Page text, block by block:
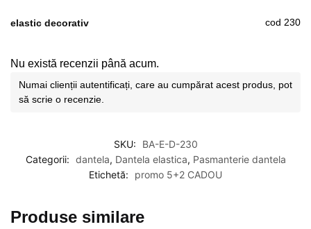
elastic decorativ cod 230
Nu există recenzii până acum.
Numai clienții autentificați, care au cumpărat acest produs, pot
să scrie o recenzie.
SKU:
BA-E-D-230
Categorii: dantela, Dantela elastica, Pasmanterie dantela
Etichetă:
promo 5+2 CADOU
Produse similare